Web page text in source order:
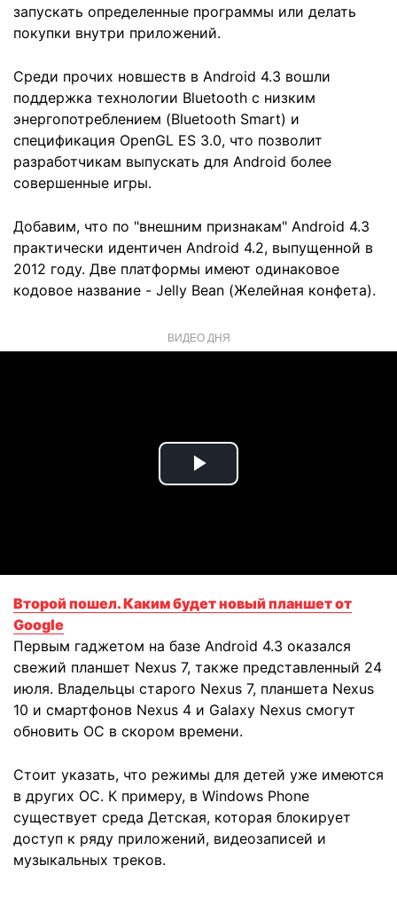
запускать определенные программы или делать
покупки внутри приложений.
Среди прочих новшеств в Android 4.3 вошли
поддержка технологии Bluetooth с низким
энергопотреблением (Bluetooth Smart) и
спецификация OpenGL ES 3.0, что позволит
разработчикам выпускать для Android более
совершенные игры.
Добавим, что по "внешним признакам" Android 4.3
практически идентичен Android 4.2, выпущенной в
2012 году. Две платформы имеют одинаковое
кодовое название - Jelly Bean (Желейная конфета).
ВИДЕО ДНЯ
Play
Второй пошел. Каким будет новый планшет от
Google
Первым гаджетом на базе Android 4.3 оказался
свежий планшет Nexus 7, также представленный 24
июля. Владельцы старого Nexus 7, планшета Nexus
10 и смартфонов Nexus 4 и Galaxy Nexus смогут
обновить ОС в скором времени.
Стоит указать, что режимы для детей уже имеются
в других ОС. К примеру, в Windows Phone
существует среда Детская, которая блокирует
доступ к ряду приложений, видеозаписей и
музыкальных треков.